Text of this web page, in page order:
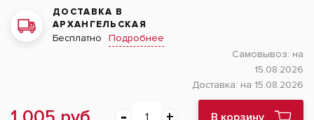
ДОСТАВКА В
АРХАНГЕЛЬСКАЯ
Бесплатно
Подробнее
Самовывоз: на
15.08.2026
Доставка: на 15.08.2026
В корзину